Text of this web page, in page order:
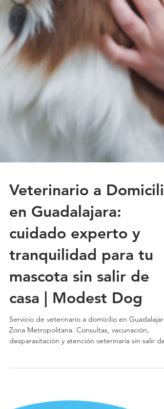
Veterinario a Domicilio
en Guadalajara:
cuidado experto y
tranquilidad para tu
mascota sin salir de
casa | Modest Dog
Zona Metropolitana. Consultas, vacunación,